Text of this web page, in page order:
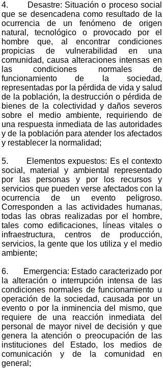
4. Desastre: Situación o proceso social
que se desencadena como resultado de la
ocurrencia de un fenómeno de origen
natural, tecnológico o provocado por el
hombre que, al encontrar condiciones
propicias de vulnerabilidad en una
comunidad, causa alteraciones intensas en
las condiciones normales de
funcionamiento de la sociedad,
representadas por la pérdida de vida y salud
de la población, la destrucción o pérdida de
bienes de la colectividad y daños severos
sobre el medio ambiente, requiriendo de
una respuesta inmediata de las autoridades
y de la población para atender los afectados
y restablecer la normalidad;
5. Elementos expuestos: Es el contexto
social, material y ambiental representado
por las personas y por los recursos y
servicios que pueden verse afectados con la
ocurrencia de un evento peligroso.
Corresponden a las actividades humanas,
todas las obras realizadas por el hombre,
tales como edificaciones, líneas vitales o
infraestructura, centros de producción,
servicios, la gente que los utiliza y el medio
ambiente;
6. Emergencia: Estado caracterizado por
la alteración o interrupción intensa de las
condiciones normales de funcionamiento u
operación de la sociedad, causada por un
evento o por la inminencia del mismo, que
requiere de una reacción inmediata del
personal de mayor nivel de decisión y que
genera la atención o preocupación de las
instituciones del Estado, los medios de
comunicación y de la comunidad en
general;